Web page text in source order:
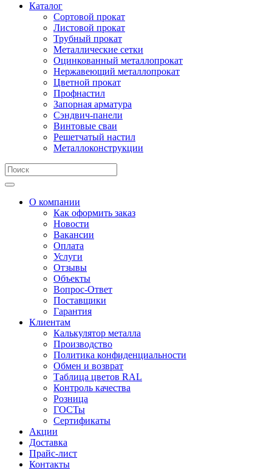
Каталог
Сортовой прокат
Листовой прокат
Трубный прокат
Металлические сетки
Оцинкованный металлопрокат
Нержавеющий металлопрокат
Цветной прокат
Профнастил
Запорная арматура
Сэндвич-панели
Винтовые сваи
Решетчатый настил
Металлоконструкции
О компании
Как оформить заказ
Новости
Вакансии
Оплата
Услуги
Отзывы
Объекты
Вопрос-Ответ
Поставщики
Гарантия
Клиентам
Калькулятор металла
Производство
Политика конфиденциальности
Обмен и возврат
Таблица цветов RAL
Контроль качества
Розница
ГОСТы
Сертификаты
Акции
Доставка
Прайс-лист
Контакты